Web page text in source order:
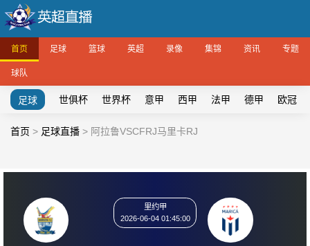
首页 足球 篮球 英超 录像 集锦 资讯 专题
球队
足球 世俱杯 世界杯 意甲 西甲 法甲 德甲 欧冠
首页 > 足球直播 > 阿拉鲁VSCFRJ马里卡RJ